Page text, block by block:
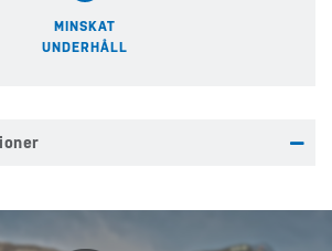
MINSKAT
UNDERHÅLL